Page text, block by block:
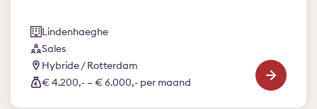
sparringpartner. Je kijkt verder dan de vraag
van vandaag, signaleert ontwikkelingen en
vertaalt deze naar kansen en richting voor de
toekomst.
Lindenhaeghe
Sales
Hybride / Rotterdam
€ 4.200,- – € 6.000,- per maand